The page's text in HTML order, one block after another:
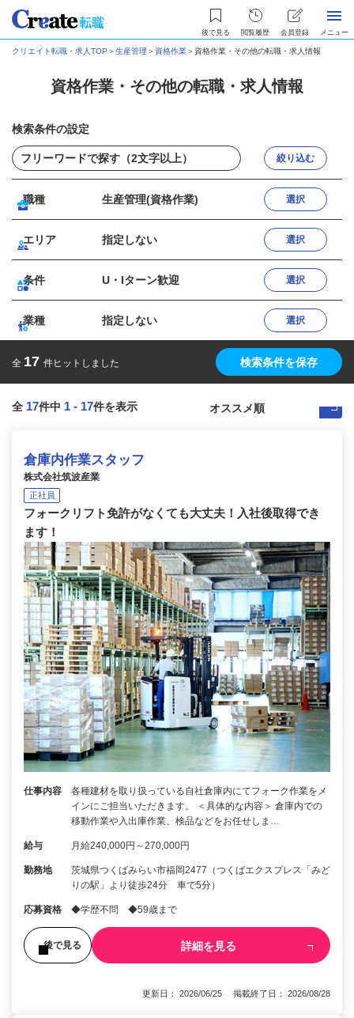
後で見る 閲覧履歴 会員登録 メニュー
クリエイト転職・求人TOP ＞生産管理 ＞ 資格作業＞ 資格作業・その他の転職・求人情報
資格作業・その他の転職・求人情報
検索条件の設定
絞り込む
職種 生産管理(資格作業) 選択
エリア 指定しない 選択
条件 U・Iターン歓迎 選択
業種 指定しない 選択
全 17 件ヒットしました 検索条件を保存
全 17件中 1 - 17件を表示
倉庫内作業スタッフ
株式会社筑波産業
正社員
フォークリフト免許がなくても大丈夫！入社後取得でき
ます！
仕事内容
各種建材を取り扱っている自社倉庫内にてフォーク作業をメ
インにご担当いただきます。 ＜具体的な内容＞ 倉庫内での
移動作業や入出庫作業、検品などをお任せしま…
給与 月給240,000円～270,000円
勤務地
茨城県つくばみらい市福岡2477（つくばエクスプレス「みど
りの駅」より徒歩24分 車で5分）
応募資格 ◆学歴不問 ◆59歳まで
後で見る 詳細を見る
更新日： 2026/06/25 掲載終了日： 2026/08/28